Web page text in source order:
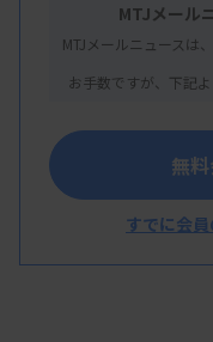
概 要
・講演：不規則抗
小黒博之先生（
ズ サービス部門
MTJメール
MTJメールニュースは
お手数ですが、下記
無
すでに会